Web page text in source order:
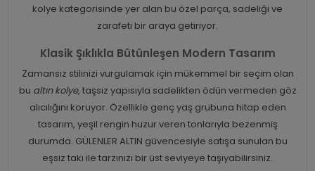
kolye kategorisinde yer alan bu özel parça, sadeliği ve
zarafeti bir araya getiriyor.
Klasik Şıklıkla Bütünleşen Modern Tasarım
Zamansız stilinizi vurgulamak için mükemmel bir seçim olan
bu altın kolye, taşsız yapısıyla sadelikten ödün vermeden göz
alıcılığını koruyor. Özellikle genç yaş grubuna hitap eden
tasarım, yeşil rengin huzur veren tonlarıyla bezenmiş
durumda. GÜLENLER ALTIN güvencesiyle satışa sunulan bu
eşsiz takı ile tarzınızı bir üst seviyeye taşıyabilirsiniz.